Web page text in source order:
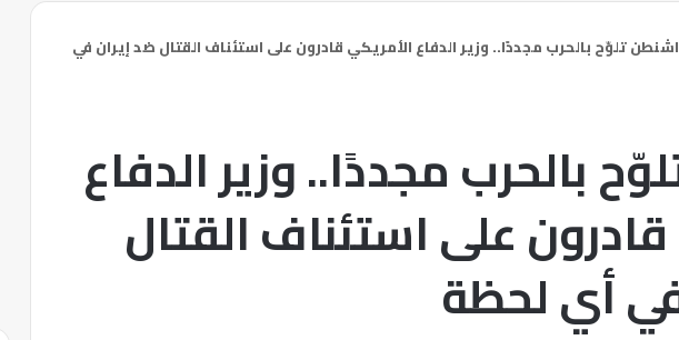
تلوّح بالحرب مجددًا.. وزير الدفاع الأمريكي قادرون على استئناف القتال ضد إيران في
بالحرب مجددًا.. وزير الدفاع
على استئناف القتال
أي لحظة